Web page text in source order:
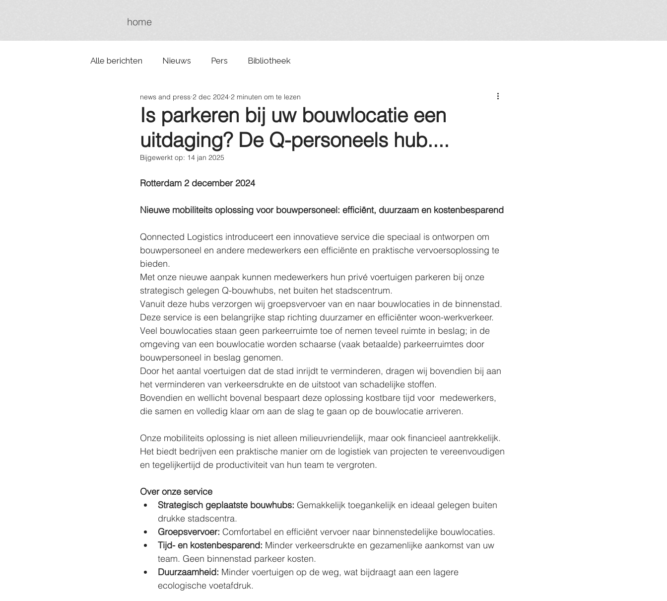
home
Alle berichten Nieuws Pers Bibliotheek
Is parkeren bij uw bouwlocatie een
uitdaging? De Q-personeels hub....
news and press 2 dec 2024 2 minuten om te lezen
Bijgewerkt op: 14 jan 2025
Rotterdam 2 december 2024
Nieuwe mobiliteits oplossing voor bouwpersoneel: efficiënt, duurzaam en kostenbesparend
Qonnected Logistics introduceert een innovatieve service die speciaal is ontworpen om
bouwpersoneel en andere medewerkers een efficiënte en praktische vervoersoplossing te
bieden.
Met onze nieuwe aanpak kunnen medewerkers hun privé voertuigen parkeren bij onze
strategisch gelegen Q-bouwhubs, net buiten het stadscentrum.
Vanuit deze hubs verzorgen wij groepsvervoer van en naar bouwlocaties in de binnenstad.
Deze service is een belangrijke stap richting duurzamer en efficiënter woon-werkverkeer.
Veel bouwlocaties staan geen parkeerruimte toe of nemen teveel ruimte in beslag; in de
omgeving van een bouwlocatie worden schaarse (vaak betaalde) parkeerruimtes door
bouwpersoneel in beslag genomen.
Door het aantal voertuigen dat de stad inrijdt te verminderen, dragen wij bovendien bij aan
het verminderen van verkeersdrukte en de uitstoot van schadelijke stoffen.
Bovendien en wellicht bovenal bespaart deze oplossing kostbare tijd voor  medewerkers,
die samen en volledig klaar om aan de slag te gaan op de bouwlocatie arriveren.
Onze mobiliteits oplossing is niet alleen milieuvriendelijk, maar ook financieel aantrekkelijk.
Het biedt bedrijven een praktische manier om de logistiek van projecten te vereenvoudigen
en tegelijkertijd de productiviteit van hun team te vergroten.
Over onze service
Strategisch geplaatste bouwhubs: Gemakkelijk toegankelijk en ideaal gelegen buiten
drukke stadscentra.
Groepsvervoer: Comfortabel en efficiënt vervoer naar binnenstedelijke bouwlocaties.
Tijd- en kostenbesparend: Minder verkeersdrukte en gezamenlijke aankomst van uw
team. Geen binnenstad parkeer kosten.
Duurzaamheid: Minder voertuigen op de weg, wat bijdraagt aan een lagere
ecologische voetafdruk.